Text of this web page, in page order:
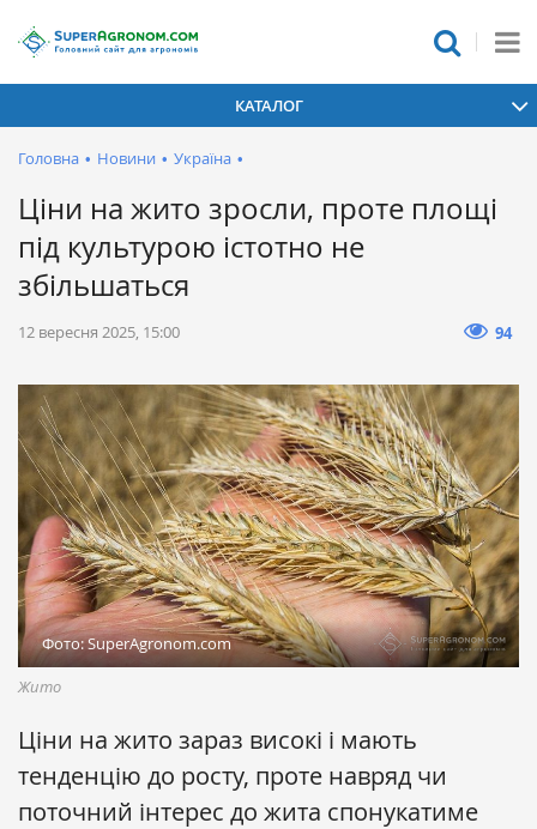
КАТАЛОГ
Головна • Новини • Україна •
Ціни на жито зросли, проте площі
під культурою істотно не
збільшаться
12 вересня 2025, 15:00 94
Фото: SuperAgronom.com
Жито
Ціни на жито зараз високі і мають
тенденцію до росту, проте навряд чи
поточний інтерес до жита спонукатиме